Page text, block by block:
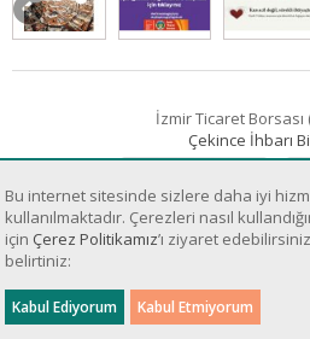
İzmir Ticaret Borsası
Çekince İhbarı
Sanal
Bu internet sitesinde sizlere daha iyi
kullanılmaktadır. Çerezleri nasıl
için Çerez Politikamız’ı ziyaret
belirtiniz: